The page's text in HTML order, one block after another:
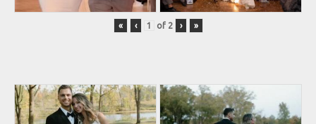
« ‹ of 2 › »